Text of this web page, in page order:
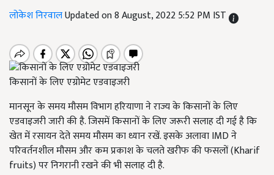
लोकेश निरवालUpdated on 8 August, 2022 5:52 PM IST
किसानों के लिए एग्रोमेट एडवाइजरी
मानसून के समय मौसम विभाग हरियाणा ने राज्य के किसानों के लिए
एडवाइजरी जारी की है. जिसमें किसानों के लिए जरूरी सलाह दी गई है कि
खेत में रसायन देते समय मौसम का ध्यान रखें. इसके अलावा IMD ने
परिवर्तनशील मौसम और कम प्रकाश के चलते खरीफ की फसलों (Kharif
fruits) पर निगरानी रखने की भी सलाह दी है.